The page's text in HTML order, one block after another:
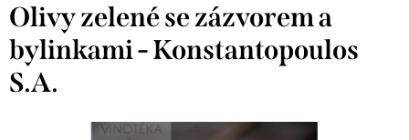
Olivy zelené se zázvorem a
bylinkami - Konstantopoulos
S.A.